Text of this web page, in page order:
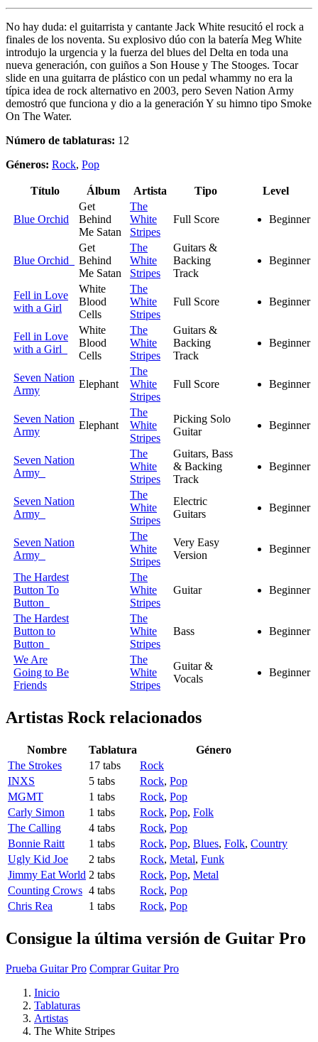
No hay duda: el guitarrista y cantante Jack White resucitó el rock a
finales de los noventa. Su explosivo dúo con la batería Meg White
introdujo la urgencia y la fuerza del blues del Delta en toda una
nueva generación, con guiños a Son House y The Stooges. Tocar
slide en una guitarra de plástico con un pedal whammy no era la
típica idea de rock alternativo en 2003, pero Seven Nation Army
demostró que funciona y dio a la generación Y su himno tipo Smoke
On The Water.
Número de tablaturas: 12
Géneros: Rock, Pop
Título Álbum Artista Tipo Level
Blue Orchid
Get
Behind
Me Satan
The
White
Stripes
Full Score Beginner
Blue Orchid
Get
Behind
Me Satan
The
White
Stripes
Guitars &
Backing
Track
Beginner
Fell in Love
with a Girl
White
Blood
Cells
The
White
Stripes
Full Score Beginner
Fell in Love
with a Girl
White
Blood
Cells
The
White
Stripes
Guitars &
Backing
Track
Beginner
Seven Nation
Army
Elephant
The
White
Stripes
Full Score Beginner
Seven Nation
Army
Elephant
The
White
Stripes
Picking Solo
Guitar
Beginner
Seven Nation
Army
The
White
Stripes
Guitars, Bass
& Backing
Track
Beginner
Seven Nation
Army
The
White
Stripes
Electric
Guitars
Beginner
Seven Nation
Army
The
White
Stripes
Very Easy
Version
Beginner
The Hardest
Button To
Button
The
White
Stripes
Guitar Beginner
The Hardest
Button to
Button
The
White
Stripes
Bass Beginner
We Are
Going to Be
Friends
The
White
Stripes
Guitar &
Vocals
Beginner
Artistas Rockrelacionados
Nombre Tablatura
Género
The Strokes
17 tabs
Rock
INXS
5 tabs Rock, Pop
MGMT
1 tabs Rock, Pop
Carly Simon
1 tabs Rock, Pop, Folk
The Calling
4 tabs Rock, Pop
Bonnie Raitt
1 tabs Rock, Pop, Blues, Folk, Country
Ugly Kid Joe
2 tabs Rock, Metal, Funk
Jimmy Eat World 2 tabs Rock, Pop, Metal
Counting Crows 4 tabs Rock, Pop
Chris Rea
1 tabs Rock, Pop
Consigue la última versión de Guitar Pro
Prueba Guitar Pro Comprar Guitar Pro
Inicio
Tablaturas
Artistas
The White Stripes